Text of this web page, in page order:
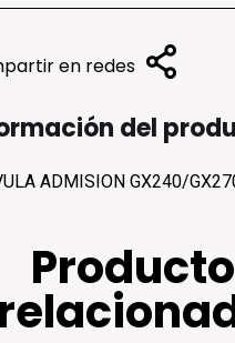
en redes
del
ADMISION GX240/